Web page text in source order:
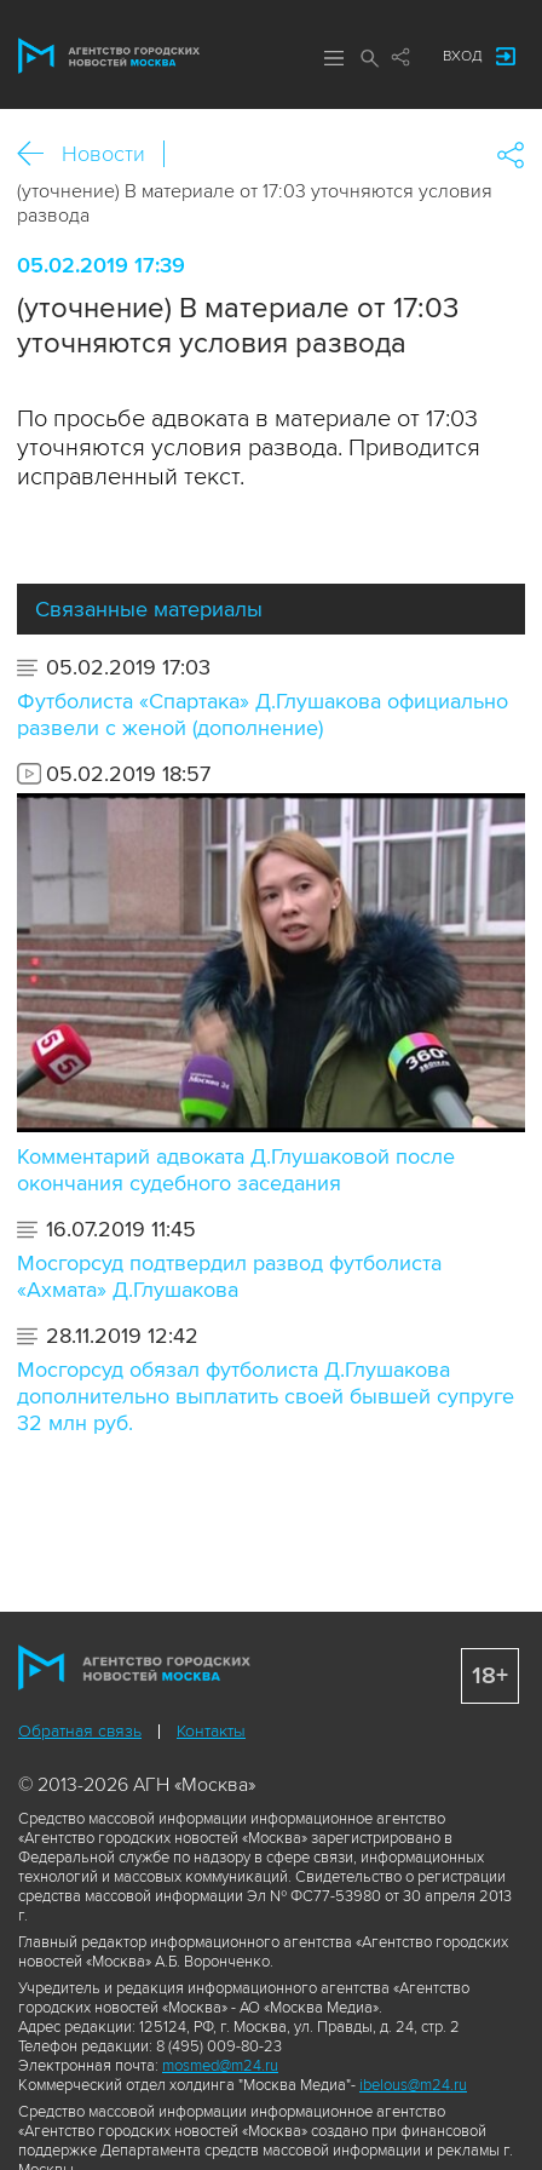
ВХОД
Новости
(уточнение) В материале от 17:03 уточняются условия
развода
05.02.2019 17:39
(уточнение) В материале от 17:03
уточняются условия развода
По просьбе адвоката в материале от 17:03
уточняются условия развода. Приводится
исправленный текст.
Связанные материалы
05.02.2019 17:03
Футболиста «Спартака» Д.Глушакова официально
развели с женой (дополнение)
05.02.2019 18:57
Комментарий адвоката Д.Глушаковой после
окончания судебного заседания
16.07.2019 11:45
Мосгорсуд подтвердил развод футболиста
«Ахмата» Д.Глушакова
28.11.2019 12:42
Мосгорсуд обязал футболиста Д.Глушакова
дополнительно выплатить своей бывшей супруге
32 млн руб.
Обратная связь Контакты
© 2013-2026 АГН «Москва»
Средство массовой информации информационное агентство
«Агентство городских новостей «Москва» зарегистрировано в
Федеральной службе по надзору в сфере связи, информационных
технологий и массовых коммуникаций. Свидетельство о регистрации
средства массовой информации Эл № ФС77-53980 от 30 апреля 2013
г.
Главный редактор информационного агентства «Агентство городских
новостей «Москва» А.Б. Воронченко.
Учредитель и редакция информационного агентства «Агентство
городских новостей «Москва» - АО «Москва Медиа».
Адрес редакции: 125124, РФ, г. Москва, ул. Правды, д. 24, стр. 2
Телефон редакции: 8 (495) 009-80-23
Электронная почта: mosmed@m24.ru
Коммерческий отдел холдинга "Москва Медиа"- ibelous@m24.ru
Средство массовой информации информационное агентство
«Агентство городских новостей «Москва» создано при финансовой
поддержке Департамента средств массовой информации и рекламы г.
18+